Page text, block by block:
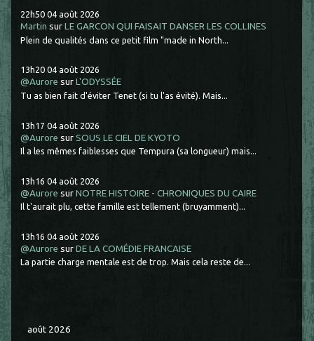
22h50 04 août 2026
Martin surLE GARCON QUI FAISAIT DANSER LES COLLINES
Plein de qualités dans ce petit film "made in North...
13h20 04 août 2026
@Aurore surL'ODYSSÉE
Tu as bien fait d'éviter Tenet (si tu l'as évité). Mais...
13h17 04 août 2026
@Aurore surSOUS LE CIEL DE KYOTO
Il a les mêmes faiblesses que Tempura (sa longueur) mais...
13h16 04 août 2026
@Aurore surNOTRE HISTOIRE - CHRONIQUES DU CAIRE
Il t'aurait plu, cette famille est tellement (bruyamment)...
13h16 04 août 2026
@Aurore surDE LA COMÉDIE FRANCAISE
La partie charge mentale est de trop. Mais cela reste de...
août 2026